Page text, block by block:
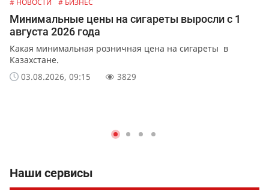
# НОВОСТИ # БИЗНЕС
Минимальные цены на сигареты выросли с 1
августа 2026 года
Какая минимальная розничная цена на сигареты в
Казахстане.
03.08.2026, 09:15
3829
Наши сервисы